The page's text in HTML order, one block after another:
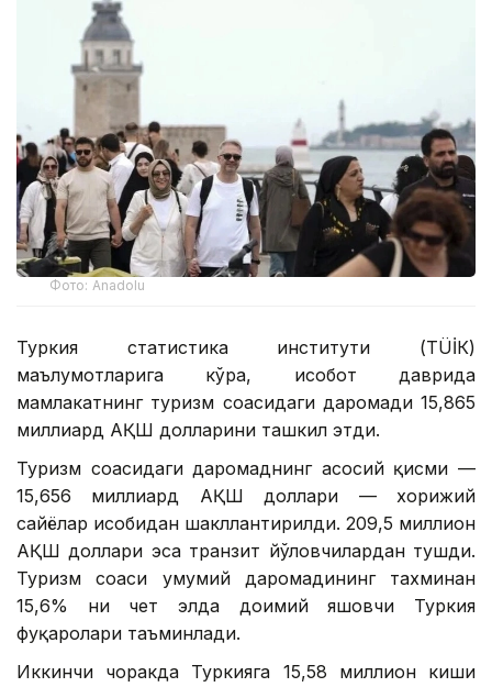
Фото: Anadolu
Туркия статистика институти (ТÜİК)
маълумотларига кўра, ҳисобот даврида
мамлакатнинг туризм соҳасидаги даромади 15,865
миллиард АҚШ долларини ташкил этди.
Туризм соҳасидаги даромаднинг асосий қисми —
15,656 миллиард АҚШ доллари — хорижий
сайёҳлар ҳисобидан шакллантирилди. 209,5 миллион
АҚШ доллари эса транзит йўловчилардан тушди.
Туризм соҳаси умумий даромадининг тахминан
15,6% ни чет элда доимий яшовчи Туркия
фуқаролари таъминлади.
Иккинчи чоракда Туркияга 15,58 миллион киши